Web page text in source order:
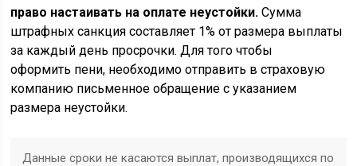
право настаивать на оплате неустойки. Сумма
штрафных санкция составляет 1% от размера выплаты
за каждый день просрочки. Для того чтобы
оформить пени, необходимо отправить в страховую
компанию письменное обращение с указанием
размера неустойки.
Данные сроки не касаются выплат, производящихся по